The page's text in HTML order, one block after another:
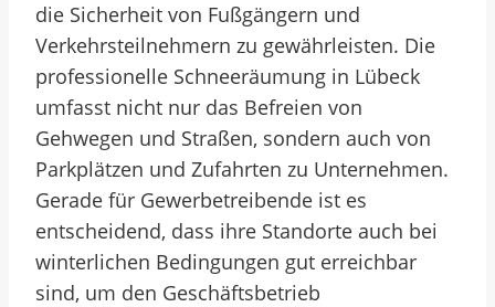
die Sicherheit von Fußgängern und
Verkehrsteilnehmern zu gewährleisten. Die
professionelle Schneeräumung in Lübeck
umfasst nicht nur das Befreien von
Gehwegen und Straßen, sondern auch von
Parkplätzen und Zufahrten zu Unternehmen.
Gerade für Gewerbetreibende ist es
entscheidend, dass ihre Standorte auch bei
winterlichen Bedingungen gut erreichbar
sind, um den Geschäftsbetrieb